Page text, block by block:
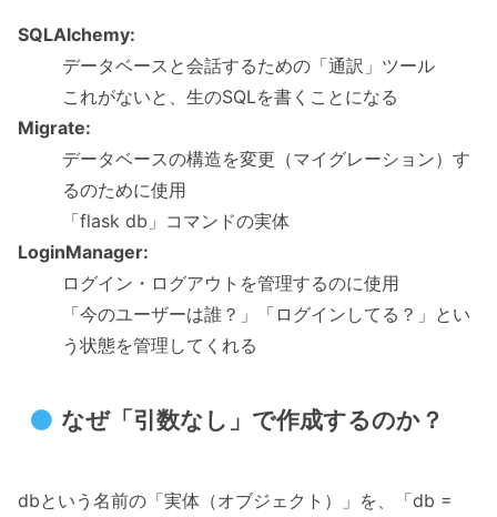
SQLAlchemy:
データベースと会話するための「通訳」ツール
これがないと、生のSQLを書くことになる
Migrate:
データベースの構造を変更（マイグレーション）す
るのために使用
「flask db」コマンドの実体
LoginManager:
ログイン・ログアウトを管理するのに使用
「今のユーザーは誰？」「ログインしてる？」とい
う状態を管理してくれる
なぜ「引数なし」で作成するのか？
dbという名前の「実体（オブジェクト）」を、「db =